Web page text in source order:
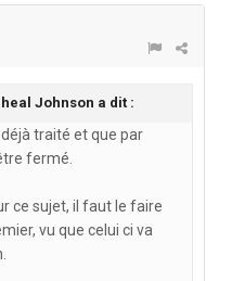
Johnson a dit :
traité et que par
fermé.
ce sujet, il faut le faire
vu que celui ci va